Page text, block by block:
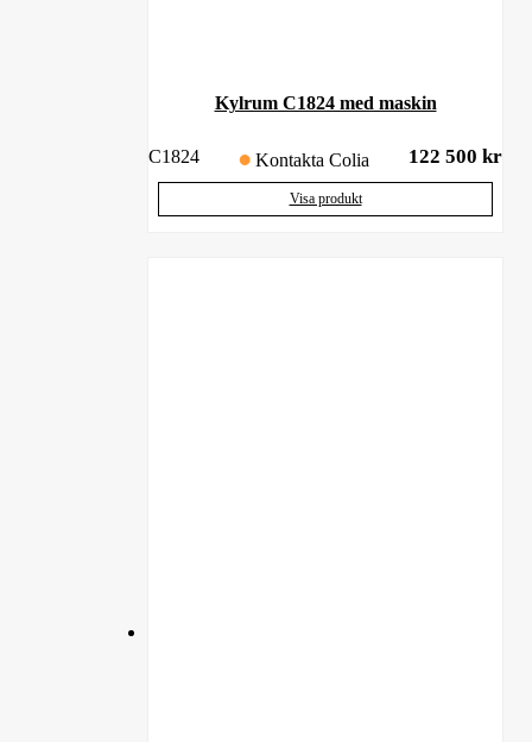
Kylrum C1824 med maskin
C1824 Kontakta Colia 122 500 kr
Visa produkt